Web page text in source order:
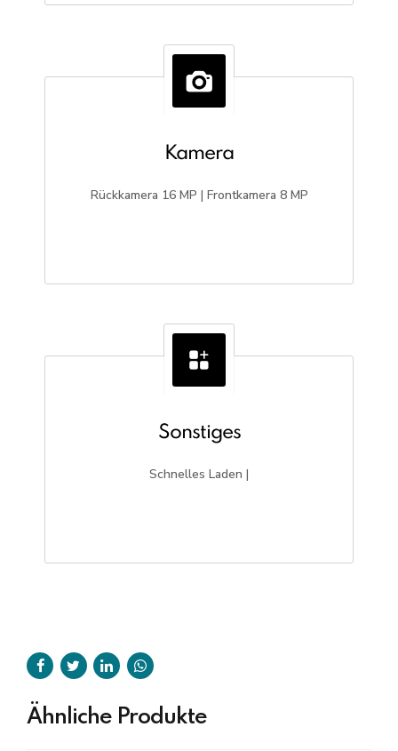
Kamera
Rückkamera 16 MP | Frontkamera 8 MP
Sonstiges
Schnelles Laden |
Ähnliche Produkte